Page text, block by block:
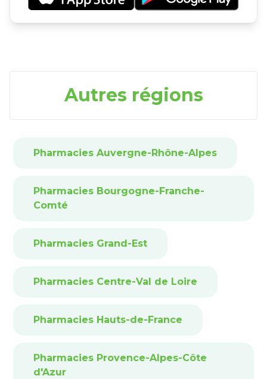
Autres régions
Pharmacies Auvergne-Rhône-Alpes
Pharmacies Bourgogne-Franche-
Comté
Pharmacies Grand-Est
Pharmacies Centre-Val de Loire
Pharmacies Hauts-de-France
Pharmacies Provence-Alpes-Côte
d'Azur